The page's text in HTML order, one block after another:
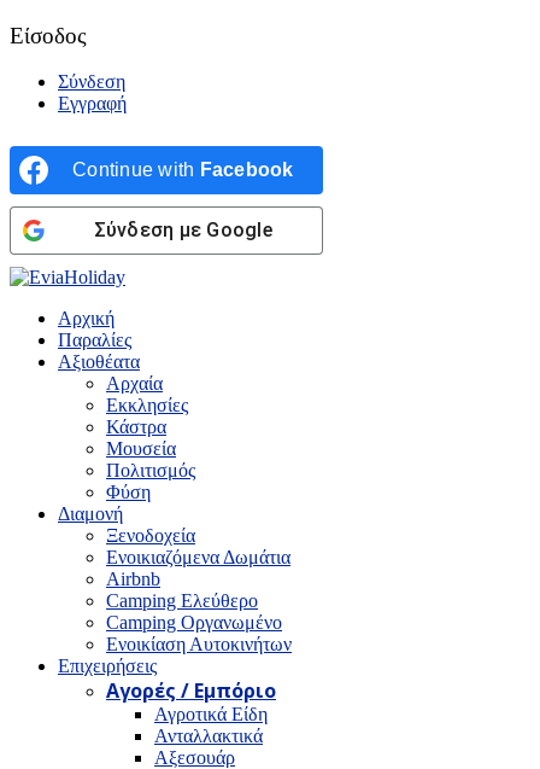
Είσοδος
Σύνδεση
Εγγραφή
Continue with Facebook
Σύνδεση με Google
Αρχική
Παραλίες
Αξιοθέατα
Αρχαία
Εκκλησίες
Κάστρα
Μουσεία
Πολιτισμός
Φύση
Διαμονή
Ξενοδοχεία
Ενοικιαζόμενα Δωμάτια
Airbnb
Camping Ελεύθερο
Camping Οργανωμένο
Ενοικίαση Αυτοκινήτων
Επιχειρήσεις
Αγορές / Εμπόριο
Αγροτικά Είδη
Ανταλλακτικά
Αξεσουάρ